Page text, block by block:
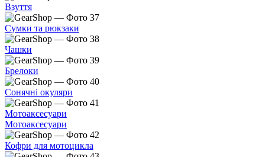
Взуття
Сумки та рюкзаки
Чашки
Брелоки
Сонячні окуляри
Мотоаксесуари
Мотоаксесуари
Кофри для мотоцикла